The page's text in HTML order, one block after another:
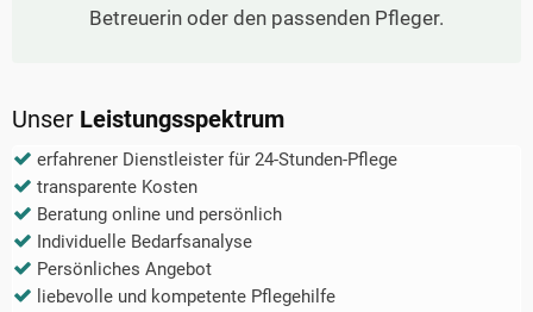
Betreuerin oder den passenden Pfleger.
Unser Leistungsspektrum
erfahrener Dienstleister für 24-Stunden-Pflege
transparente Kosten
Beratung online und persönlich
Individuelle Bedarfsanalyse
Persönliches Angebot
liebevolle und kompetente Pflegehilfe